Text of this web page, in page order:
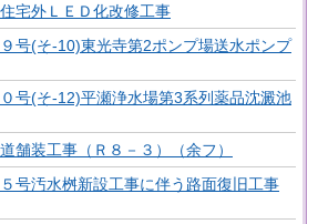
宅外ＬＥＤ化改修工事
９号(そ-10)東光寺第2ポンプ場送水ポンプ
０号(そ-12)平瀬浄水場第3系列薬品沈澱池
舗装工事（Ｒ８－３）（余フ）
５号汚水桝新設工事に伴う路面復旧工事